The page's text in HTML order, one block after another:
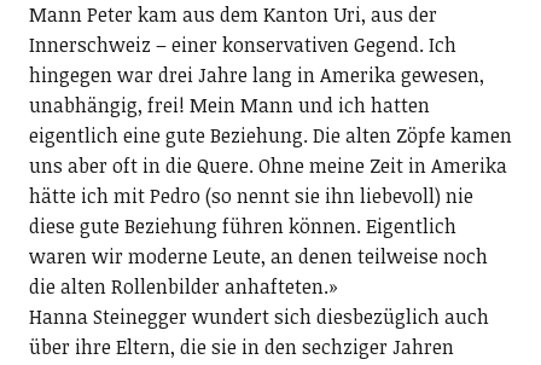
Mann Peter kam aus dem Kanton Uri, aus der
Innerschweiz – einer konservativen Gegend. Ich
hingegen war drei Jahre lang in Amerika gewesen,
unabhängig, frei! Mein Mann und ich hatten
eigentlich eine gute Beziehung. Die alten Zöpfe kamen
uns aber oft in die Quere. Ohne meine Zeit in Amerika
hätte ich mit Pedro (so nennt sie ihn liebevoll) nie
diese gute Beziehung führen können. Eigentlich
waren wir moderne Leute, an denen teilweise noch
die alten Rollenbilder anhafteten.»
Hanna Steinegger wundert sich diesbezüglich auch
über ihre Eltern, die sie in den sechziger Jahren